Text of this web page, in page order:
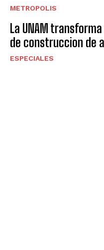
METROPOLIS
La UNAM
de construccion de
ESPECIALES